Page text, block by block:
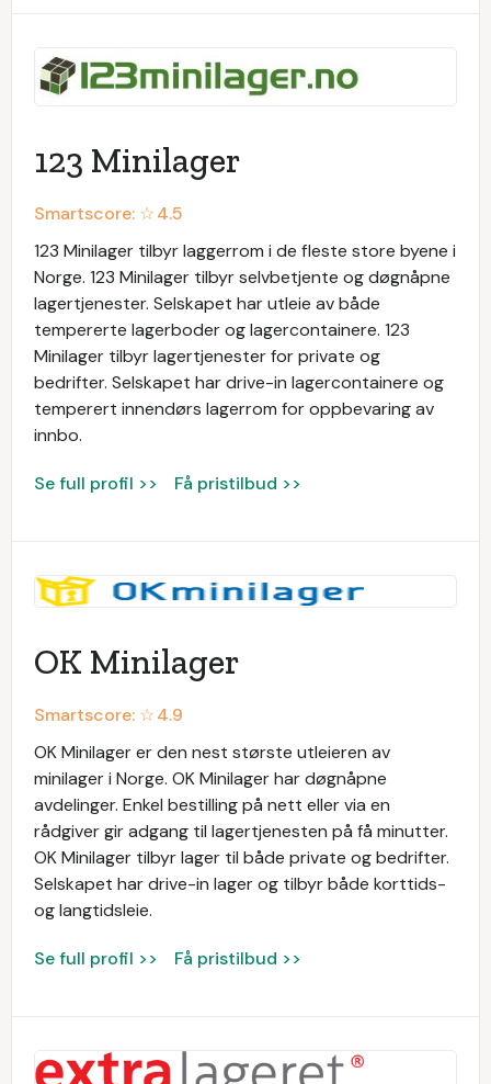
123 Minilager
Smartscore: ☆4.5
123 Minilager tilbyr laggerrom i de fleste store byene i
Norge. 123 Minilager tilbyr selvbetjente og døgnåpne
lagertjenester. Selskapet har utleie av både
tempererte lagerboder og lagercontainere. 123
Minilager tilbyr lagertjenester for private og
bedrifter. Selskapet har drive-in lagercontainere og
temperert innendørs lagerrom for oppbevaring av
innbo.
Se full profil >> Få pristilbud >>
OK Minilager
Smartscore: ☆4.9
OK Minilager er den nest største utleieren av
minilager i Norge. OK Minilager har døgnåpne
avdelinger. Enkel bestilling på nett eller via en
rådgiver gir adgang til lagertjenesten på få minutter.
OK Minilager tilbyr lager til både private og bedrifter.
Selskapet har drive-in lager og tilbyr både korttids-
og langtidsleie.
Se full profil >> Få pristilbud >>